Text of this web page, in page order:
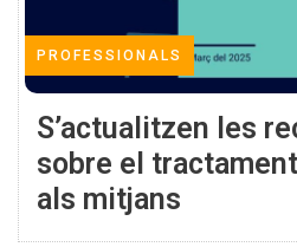
PROFESSIONALS
S’actualitzen les
sobre el
als mitjans